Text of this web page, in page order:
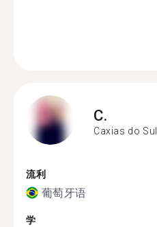
C.
Caxias do Sul
流利
葡萄牙语
学